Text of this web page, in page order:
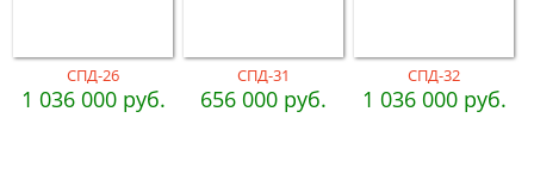
СПД-26
1 036 000 руб.
СПД-31
656 000 руб.
СПД-32
1 036 000 руб.